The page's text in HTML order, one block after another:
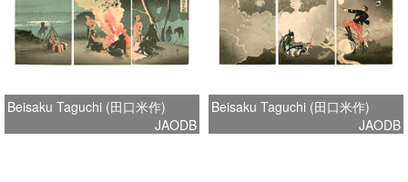
Beisaku Taguchi (田口米作)
JAODB
Beisaku Taguchi (田口米作)
JAODB